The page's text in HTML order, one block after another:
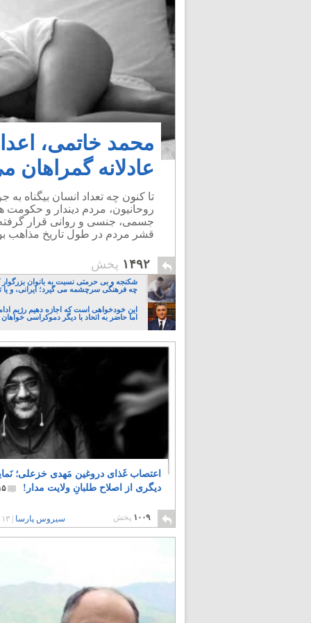
محمد خاتمی،
عادلانه گمراهان
تا کنون چه تعداد انسان بیگناه
روحانیون، مردم دیندار و
جسمی، جنسی و روانی قرار گرفته
قشر مردم در طول تاریخ مذاهب
۱۴۹۲ پخش
شکنجه و بی حرمتی نسبت به بانوان بزرگوار
چه فرهنگی سرچشمه می گیرد؛ ایرانی، و یا
این خودخواهی است که اجازه دهیم رژیم
اما حاضر به اتحاد با دیگر دموکراسی خواهان
اعتصاب غَذای دروغین مَهدی خزعلی؛
دیگری از اصلاح طلبانِ ولایت مدار!
۱۰۰۹ پخش سیروس پارسا |۱۳ سال پیش